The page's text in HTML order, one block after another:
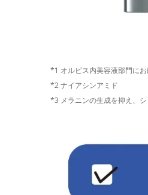
*1 オルビス内美容液部門に
*2 ナイアシンアミド
*3 メラニンの生成を抑え、